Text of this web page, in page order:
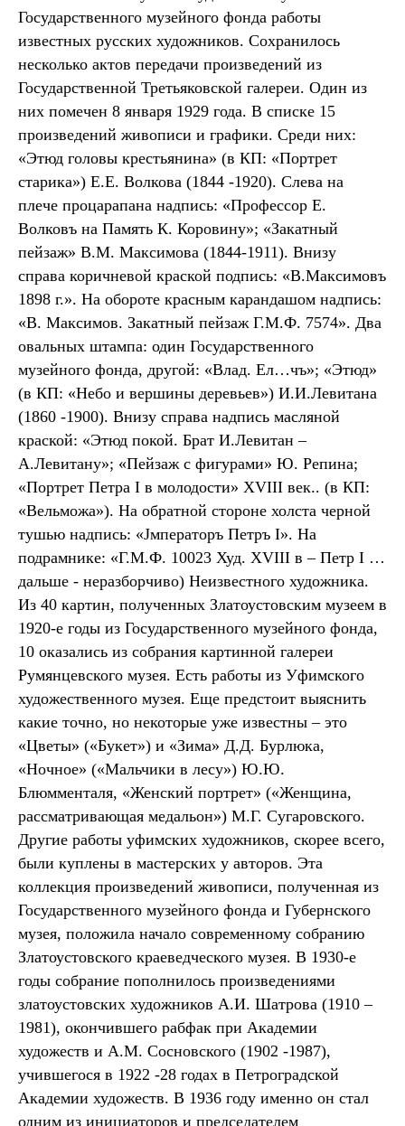
Государственного музейного фонда работы
известных русских художников. Сохранилось
несколько актов передачи произведений из
Государственной Третьяковской галереи. Один из
них помечен 8 января 1929 года. В списке 15
произведений живописи и графики. Среди них:
«Этюд головы крестьянина» (в КП: «Портрет
старика») Е.Е. Волкова (1844 -1920). Слева на
плече процарапана надпись: «Профессор Е.
Волковъ на Память К. Коровину»; «Закатный
пейзаж» В.М. Максимова (1844-1911). Внизу
справа коричневой краской подпись: «В.Максимовъ
1898 г.». На обороте красным карандашом надпись:
«В. Максимов. Закатный пейзаж Г.М.Ф. 7574». Два
овальных штампа: один Государственного
музейного фонда, другой: «Влад. Ел…чъ»; «Этюд»
(в КП: «Небо и вершины деревьев») И.И.Левитана
(1860 -1900). Внизу справа надпись масляной
краской: «Этюд покой. Брат И.Левитан –
А.Левитану»; «Пейзаж с фигурами» Ю. Репина;
«Портрет Петра I в молодости» XVIII век.. (в КП:
«Вельможа»). На обратной стороне холста черной
тушью надпись: «Jмператоръ Петръ I». На
подрамнике: «Г.М.Ф. 10023 Худ. XVIII в – Петр I …
дальше - неразборчиво) Неизвестного художника.
Из 40 картин, полученных Златоустовским музеем в
1920-е годы из Государственного музейного фонда,
10 оказались из собрания картинной галереи
Румянцевского музея. Есть работы из Уфимского
художественного музея. Еще предстоит выяснить
какие точно, но некоторые уже известны – это
«Цветы» («Букет») и «Зима» Д.Д. Бурлюка,
«Ночное» («Мальчики в лесу») Ю.Ю.
Блюмменталя, «Женский портрет» («Женщина,
рассматривающая медальон») М.Г. Сугаровского.
Другие работы уфимских художников, скорее всего,
были куплены в мастерских у авторов. Эта
коллекция произведений живописи, полученная из
Государственного музейного фонда и Губернского
музея, положила начало современному собранию
Златоустовского краеведческого музея. В 1930-е
годы собрание пополнилось произведениями
златоустовских художников А.И. Шатрова (1910 –
1981), окончившего рабфак при Академии
художеств и А.М. Сосновского (1902 -1987),
учившегося в 1922 -28 годах в Петроградской
Академии художеств. В 1936 году именно он стал
одним из инициаторов и председателем